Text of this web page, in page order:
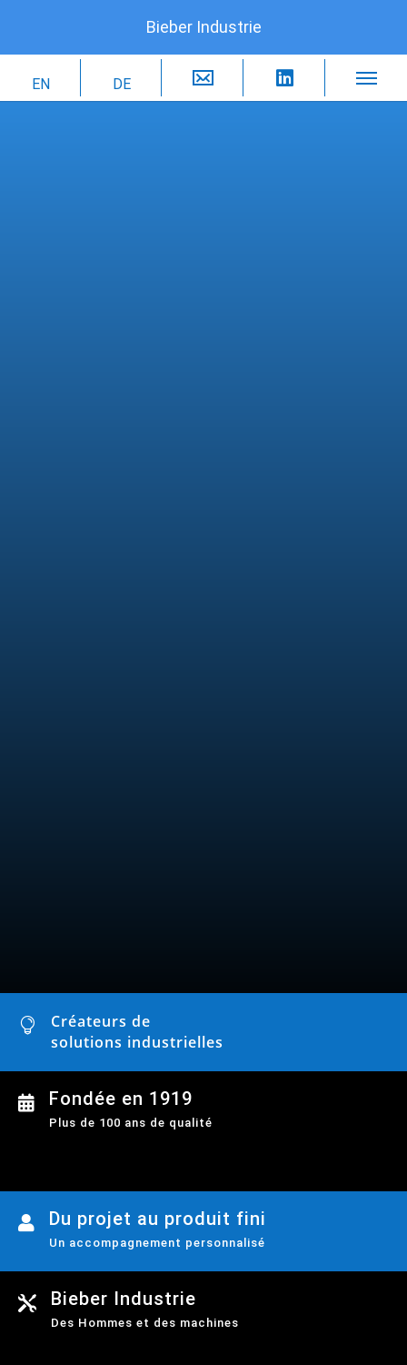

Créateurs de
solutions industrielles
 Fondée en 1919
Plus de 100 ans de qualité
 Du projet au produit fini
Un accompagnement personnalisé
 Bieber Industrie
Des Hommes et des machines
Bieber Industrie